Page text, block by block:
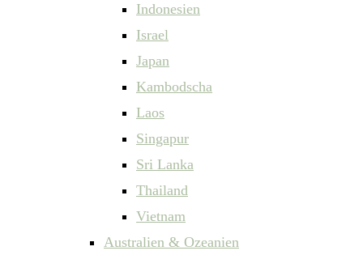
Indonesien
Israel
Japan
Kambodscha
Laos
Singapur
Sri Lanka
Thailand
Vietnam
Australien & Ozeanien